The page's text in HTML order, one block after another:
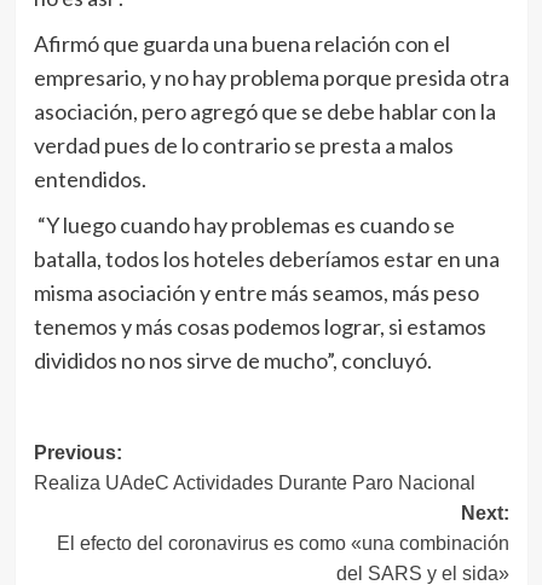
Afirmó que guarda una buena relación con el
empresario, y no hay problema porque presida otra
asociación, pero agregó que se debe hablar con la
verdad pues de lo contrario se presta a malos
entendidos.
“Y luego cuando hay problemas es cuando se
batalla, todos los hoteles deberíamos estar en una
misma asociación y entre más seamos, más peso
tenemos y más cosas podemos lograr, si estamos
divididos no nos sirve de mucho”, concluyó.
Navegación
de
entradas
Previous:
Realiza UAdeC Actividades Durante Paro Nacional
Next:
El efecto del coronavirus es como «una combinación
del SARS y el sida»